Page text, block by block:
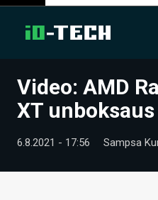
UUTISET
Video: AMD
XT unboksaus
6.8.2021 - 17:56 Sampsa